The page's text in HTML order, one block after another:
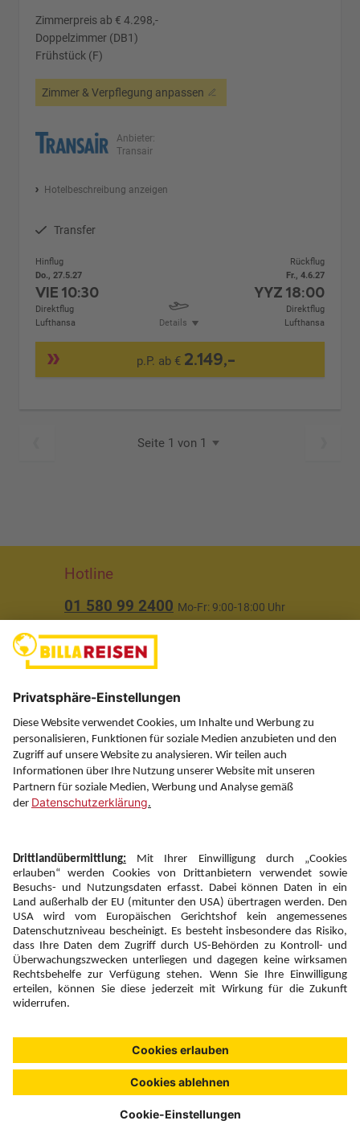
Zimmerpreis ab € 4.298,-
Doppelzimmer (DB1)
Frühstück (F)
Zimmer & Verpflegung anpassen
Anbieter:
Transair
Hotelbeschreibung anzeigen
Transfer
Hinflug
Do., 27.5.27
VIE10:30
Direktflug
Lufthansa
Details
Rückflug
Fr., 4.6.27
YYZ 18:00
Direktflug
Lufthansa
p.P. ab € 2.149,-
Seite 1 von 1
Hotline
01 580 99 2400 Mo-Fr: 9:00-18:00 Uhr
Über uns
Service
Information
Folgen Sie uns auf
Newsletter:
Anmelden
Fairness und
Unsere Inhalte: Standards und
Meldung
Copyright © 2026 DERTOUR Austria GmbH